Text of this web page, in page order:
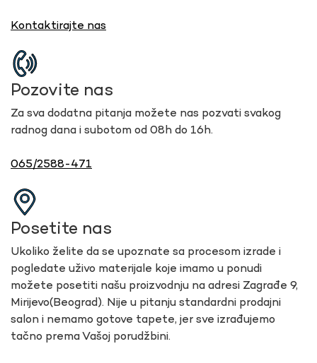
Kontaktirajte nas
Pozovite nas
Za sva dodatna pitanja možete nas pozvati svakog
radnog dana i subotom od 08h do 16h.
065/2588-471
Posetite nas
Ukoliko želite da se upoznate sa procesom izrade i
pogledate uživo materijale koje imamo u ponudi
možete posetiti našu proizvodnju na adresi Zagrađe 9,
Mirijevo(Beograd). Nije u pitanju standardni prodajni
salon i nemamo gotove tapete, jer sve izrađujemo
tačno prema Vašoj porudžbini.